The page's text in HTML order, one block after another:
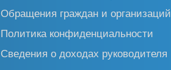
Обращения граждан и организаций
Политика конфиденциальности
Сведения о доходах руководителя